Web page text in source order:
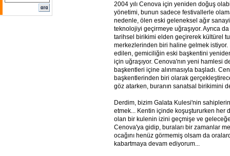
2004 yılı Cenova için yeniden doğuş
yönetimi, bunun sadece festivallerle
nedenle, ölen eski geleneksel ağır
teknolojiyi geçirmeye uğraşıyor. Ayrıca
tarihsel birikimi elden geçirerek kültürel
merkezlerinden biri haline gelmek
edilen, gemiciliğin eski başkentini
için uğraşıyor. Cenova'nın yeni hamlesi
başkentleri içine alınmasıyla başladı.
başkentlerinden biri olarak
göz atarken, buranın sanatsal birikimini
Derdim, bizim Galata Kulesi'nin
etmek... Kentin içinde koşuştururken her
olan bir kulenin izini geçmişe ve
Cenova'ya gidip, buraları bir zamanlar
ocağını henüz görmemiş olsam da
kabartmaya devam ediyorum...